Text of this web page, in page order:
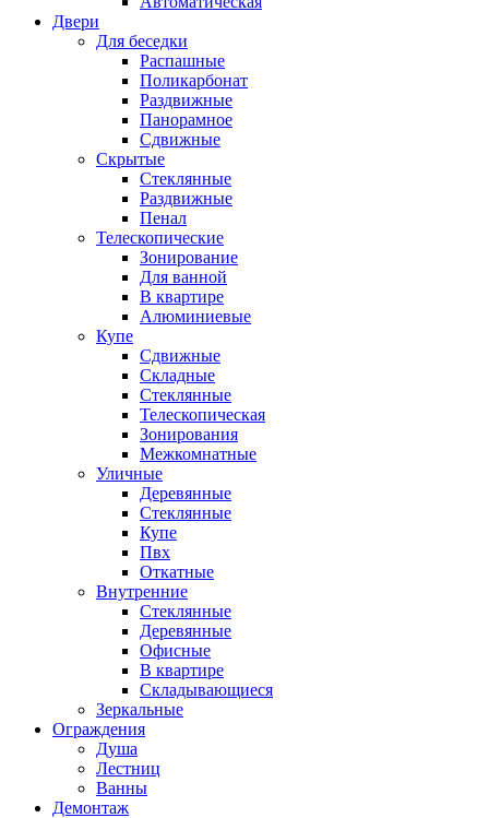
Двери
Для беседки
Распашные
Поликарбонат
Раздвижные
Панорамное
Сдвижные
Скрытые
Стеклянные
Раздвижные
Пенал
Телескопические
Зонирование
Для ванной
В квартире
Алюминиевые
Купе
Сдвижные
Складные
Стеклянные
Телескопическая
Зонирования
Межкомнатные
Уличные
Деревянные
Стеклянные
Купе
Пвх
Откатные
Внутренние
Стеклянные
Деревянные
Офисные
В квартире
Складывающиеся
Зеркальные
Ограждения
Душа
Лестниц
Ванны
Демонтаж